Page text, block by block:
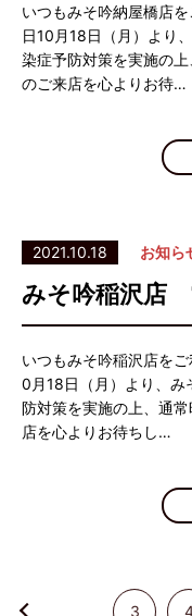
いつもみそ吟納屋橋店
日10月18日（月）より
染症予防対策を実施の
のご来店を心よりお待…
2021.10.18 お知ら
みそ吟稲沢店
いつもみそ吟稲沢店を
0月18日（月）より、み
防対策を実施の上、通
店を心よりお待ちし…
3